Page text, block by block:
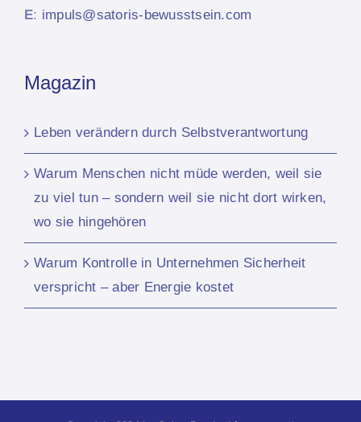
E: impuls@satoris-bewusstsein.com
Magazin
Leben verändern durch Selbstverantwortung
Warum Menschen nicht müde werden, weil sie
zu viel tun – sondern weil sie nicht dort wirken,
wo sie hingehören
Warum Kontrolle in Unternehmen Sicherheit
verspricht – aber Energie kostet